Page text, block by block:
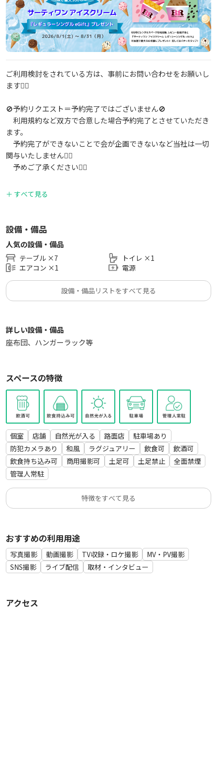
ご利用検討をされている方は、事前にお問い合わせをお願いし
ます🙇‍♂️
🚫予約リクエスト＝予約完了ではございません🚫
利用規約など双方で合意した場合予約完了とさせていただき
ます。
予約完了ができないことで会が企画できないなど当社は一切
関与いたしません🙇‍♂️
予めご了承ください🙇‍♂️
ーーー
当スペースはTVロケ収録やWebCM、広告撮影等の撮影はもち
ろん、YouTube等の撮影利用にもご利用頂いております📸
🌟スペースの概要🌟
- 収容40名、着座30名程
- 個室6〜8名一室
🚉アクセス🚉
💼利用可能な用途💼
- 撮影会、コスプレ撮影、ポートレート、商用撮影、スタジオ
撮影、アパレル撮影、インタビュー、取材
- SNS・インスタ映え投稿、MV、PV、ロケ、TV収録、控室、
短尺動画制作、映像制作、物撮り、商品撮影
- YouTube、TIKTOK
- ドラマ収録、WebCM撮影、映画撮影
ーーー
【※ご確認ください】
※禁煙スペースです。
※食器やグラス、カトラリー類はご持参をお願いしておりま
場合はお問い合わせください。
冷蔵設備はご使用いただくことが出来かねます。
🙇‍♂️当日の延長、時間変更、オプション追加はお受けできない場
⚠️当スペースをご利用いただくにあたりまして、身分証明書の
＋ すべて見る
設備・備品
人気の設備・備品
テーブル ×7
エアコン ×1
トイレ ×1
電源
設備・備品リストをすべて見る
詳しい設備・備品
座布団、ハンガーラック等
スペースの特徴
個室 店舗 自然光が入る 路面店
駐車場あり
防犯カメラあり
和風 ラグジュアリー 飲食可
飲酒可
飲食持ち込み可
商用撮影可 土足可 土足禁止
全面禁煙
管理人常駐
特徴をすべて見る
おすすめの利用用途
写真撮影 動画撮影 TV収録・ロケ撮影
MV・PV撮影
SNS撮影
ライブ配信 取材・インタビュー
アクセス